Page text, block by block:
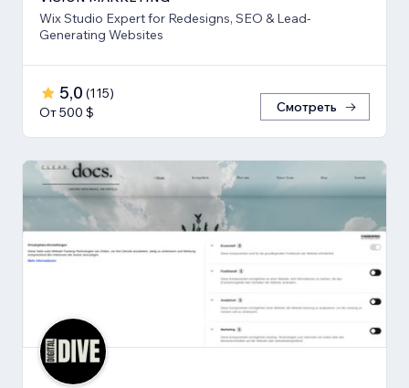
Wix Studio Expert for Redesigns, SEO & Lead-
Generating Websites
5,0 (115)
От 500 $
Смотреть